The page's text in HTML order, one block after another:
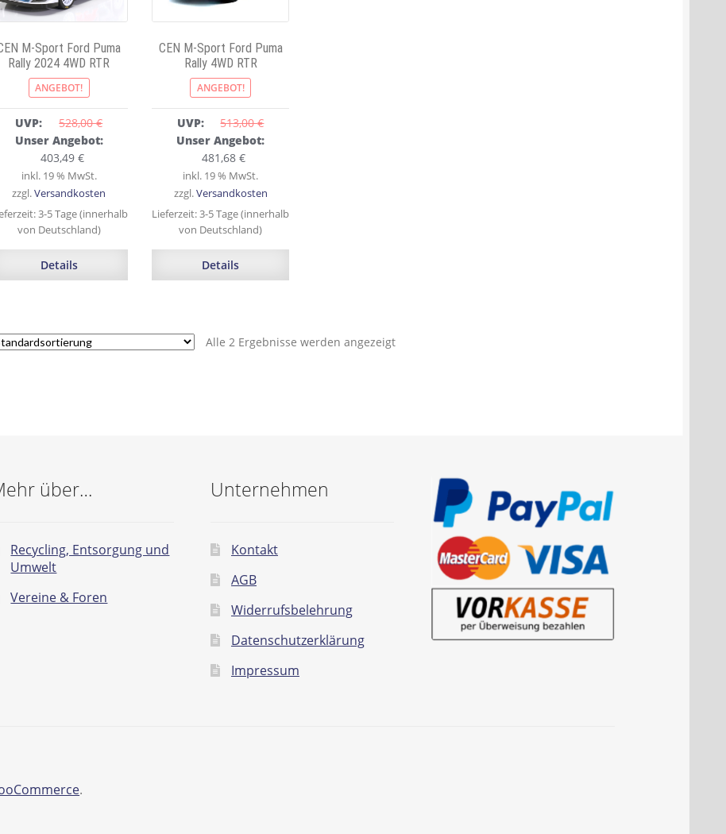
M-Sport Ford Puma
Rally 2024 4WD RTR
ANGEBOT!
UVP: 528,00 €
Ursprünglicher
Preis
war:
528,00 €
Unser Angebot:
403,49€Aktueller
Preis
ist:
403,49 €.
inkl. 19 % MwSt.
zzgl.Versandkosten
3-5 Tage (innerhalb
von Deutschland)
Details
CEN M-Sport Ford Puma
Rally 4WD RTR
ANGEBOT!
UVP: 513,00 €
Ursprünglicher
Preis
war:
513,00 €
Unser Angebot:
481,68€Aktueller
Preis
ist:
481,68 €.
inkl. 19 % MwSt.
zzgl.Versandkosten
Lieferzeit:3-5 Tage (innerhalb
von Deutschland)
Details
Alle 2 Ergebnisse werden angezeigt
über…
Recycling, Entsorgung und
Umwelt
Vereine & Foren
Unternehmen
Kontakt
AGB
Widerrufsbelehrung
Datenschutzerklärung
Impressum
.